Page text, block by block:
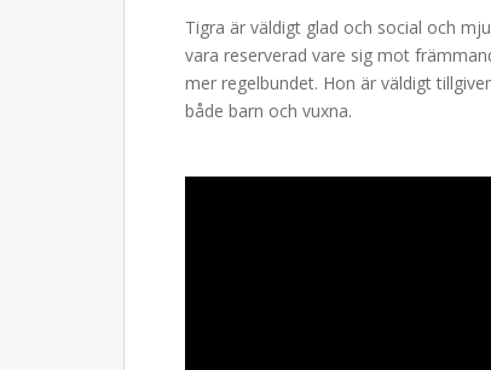
Tigra är väldigt glad och social och
vara reserverad vare sig mot
mer regelbundet. Hon är väldigt
både barn och vuxna.